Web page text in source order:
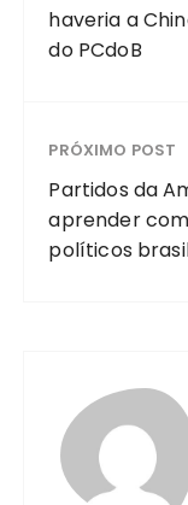
haveria a
do PCdoB
PRÓXIMO POST
Partidos da
aprender
políticos